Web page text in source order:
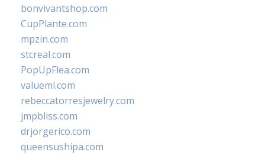
bonvivantshop.com
CupPlante.com
mpzin.com
stcreal.com
PopUpFlea.com
valueml.com
rebeccatorresjewelry.com
jmpbliss.com
drjorgerico.com
queensushipa.com